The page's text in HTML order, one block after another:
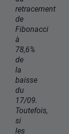
retracement
de
Fibonacci
à
78,6%
de
la
baisse
du
17/09.
Toutefois,
si
les